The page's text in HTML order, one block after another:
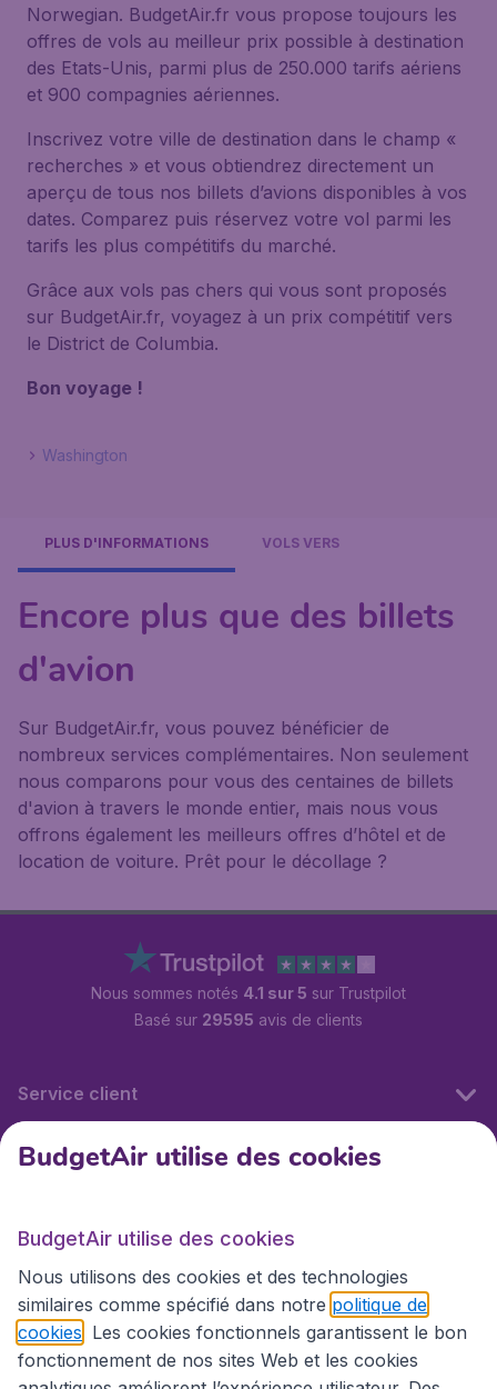
Norwegian. BudgetAir.fr vous propose toujours les
offres de vols au meilleur prix possible à destination
des Etats-Unis, parmi plus de 250.000 tarifs aériens
et 900 compagnies aériennes.
Inscrivez votre ville de destination dans le champ «
recherches » et vous obtiendrez directement un
aperçu de tous nos billets d’avions disponibles à vos
dates. Comparez puis réservez votre vol parmi les
tarifs les plus compétitifs du marché.
Grâce aux vols pas chers qui vous sont proposés
sur BudgetAir.fr, voyagez à un prix compétitif vers
le District de Columbia.
Bon voyage !
Washington
PLUS D'INFORMATIONS VOLS VERS
Encore plus que des billets
d'avion
Sur BudgetAir.fr, vous pouvez bénéficier de
nombreux services complémentaires. Non seulement
nous comparons pour vous des centaines de billets
d'avion à travers le monde entier, mais nous vous
offrons également les meilleurs offres d’hôtel et de
location de voiture. Prêt pour le décollage ?
Nous sommes notés 4.1 sur 5 sur Trustpilot
Basé sur 29595 avis de clients
Service client
BudgetAir.fr
Sites internationaux
BudgetAir utilise des cookies
BudgetAir utilise des cookies
Nous utilisons des cookies et des technologies
similaires comme spécifié dans notre politique de
cookies . Les cookies fonctionnels garantissent le bon
fonctionnement de nos sites Web et les cookies